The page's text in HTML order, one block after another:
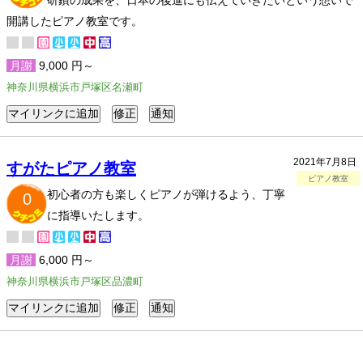
開講したピアノ教室です。
月謝 9,000 円～
神奈川県横浜市戸塚区名瀬町
2021年7月8日
ピアノ教室
すがたピアノ教室
0
初心者の方も楽しくピアノが弾けるよう、丁寧
に指導いたします。
月謝 6,000 円～
神奈川県横浜市戸塚区品濃町